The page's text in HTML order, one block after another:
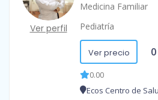
Ver perfil
Medicina Familiar
Pediatría
Ver precio 0
0.00
Ecos Centro de